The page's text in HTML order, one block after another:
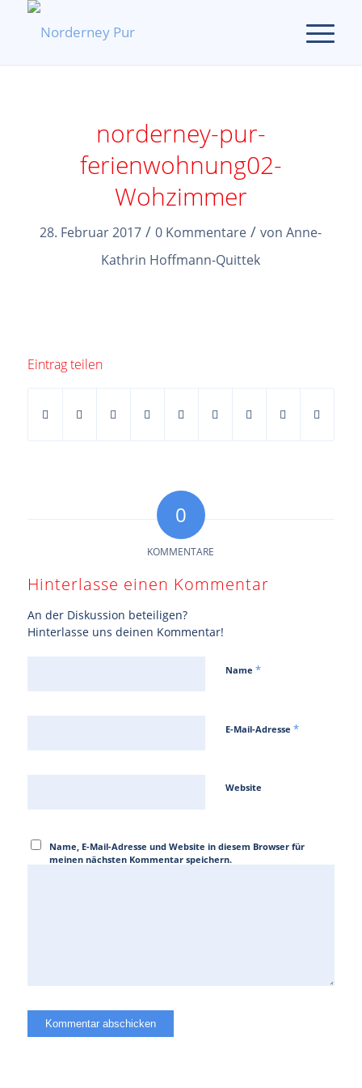
norderney-pur-
ferienwohnung02-
Wohzimmer
28. Februar 2017 / 0 Kommentare / vonAnne-
Kathrin Hoffmann-Quittek
Eintrag teilen
0
KOMMENTARE
Hinterlasse einen Kommentar
An der Diskussion beteiligen?
Hinterlasse uns deinen Kommentar!
Name *
E-Mail-Adresse *
Website
Name, E-Mail-Adresse und Website in diesem Browser für
meinen nächsten Kommentar speichern.